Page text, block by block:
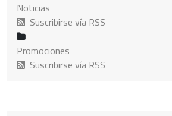
Noticias
Suscribirse vía RSS
Promociones
Suscribirse vía RSS